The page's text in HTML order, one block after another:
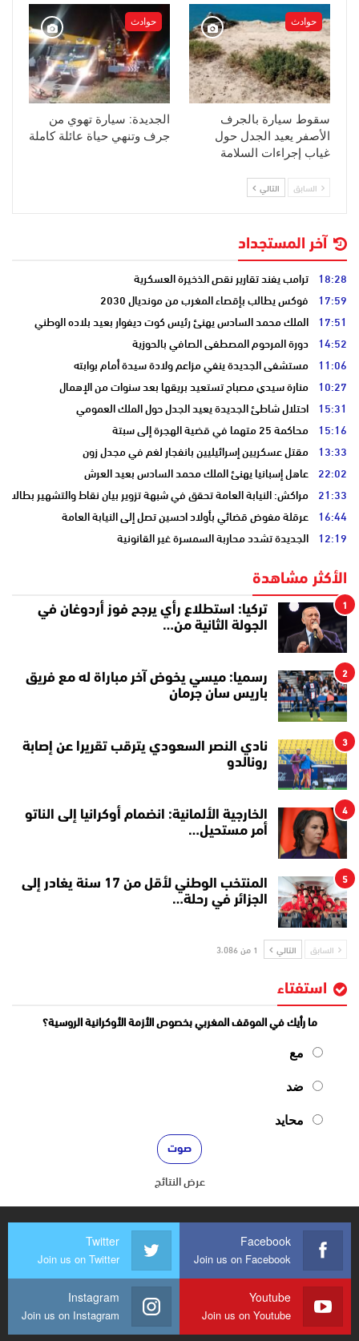
حوادث
سقوط سيارة بالجرف
الأصفر يعيد الجدل حول
غياب إجراءات السلامة
حوادث
الجديدة: سيارة تهوي من
جرف وتنهي حياة عائلة كاملة
السابق التالي
آخر المستجداد
18:28 ترامب يفند تقارير نقص الذخيرة العسكرية
17:59 فوكس يطالب بإقصاء المغرب من مونديال 2030
17:51 الملك محمد السادس يهنئ رئيس كوت ديفوار بعيد بلاده الوطني
14:52 دورة المرحوم المصطفى الصافي بالحوزية
11:06 مستشفى الجديدة ينفي مزاعم ولادة سيدة أمام بوابته
10:27 منارة سيدي مصباح تستعيد بريقها بعد سنوات من الإهمال
15:31 احتلال شاطئ الجديدة يعيد الجدل حول الملك العمومي
15:16 محاكمة 25 متهما في قضية الهجرة إلى سبتة
13:33 مقتل عسكريين إسرائيليين بانفجار لغم في مجدل زون
22:02 عاهل إسبانيا يهنئ الملك محمد السادس بعيد العرش
21:33 مراكش: النيابة العامة تحقق في شبهة تزوير بيان نقاط والتشهير بطالب
16:44 عرقلة مفوض قضائي بأولاد احسين تصل إلى النيابة العامة
12:19 الجديدة تشدد محاربة السمسرة غير القانونية
الأكثر مشاهدة
1
تركيا: استطلاع رأي يرجح فوز أردوغان في
الجولة الثانية من…
2
رسميا: ميسي يخوض آخر مباراة له مع فريق
باريس سان جرمان
3
نادي النصر السعودي يترقب تقريرا عن إصابة
رونالدو
4
الخارجية الألمانية: انضمام أوكرانيا إلى الناتو
أمر مستحيل…
5
المنتخب الوطني لأقل من 17 سنة يغادر إلى
الجزائر في رحلة…
السابق التالي 1 من 3٬086
استفتاء
ما رأيك في الموقف المغربي بخصوص الأزمة الأوكرانية الروسية؟
مع
ضد
محايد
عرض النتائج
Facebook
Join us on Facebook
Twitter
Join us on Twitter
Youtube
Join us on Youtube
Instagram
Join us on Instagram